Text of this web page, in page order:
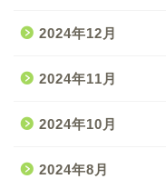
2024年12月
2024年11月
2024年10月
2024年8月